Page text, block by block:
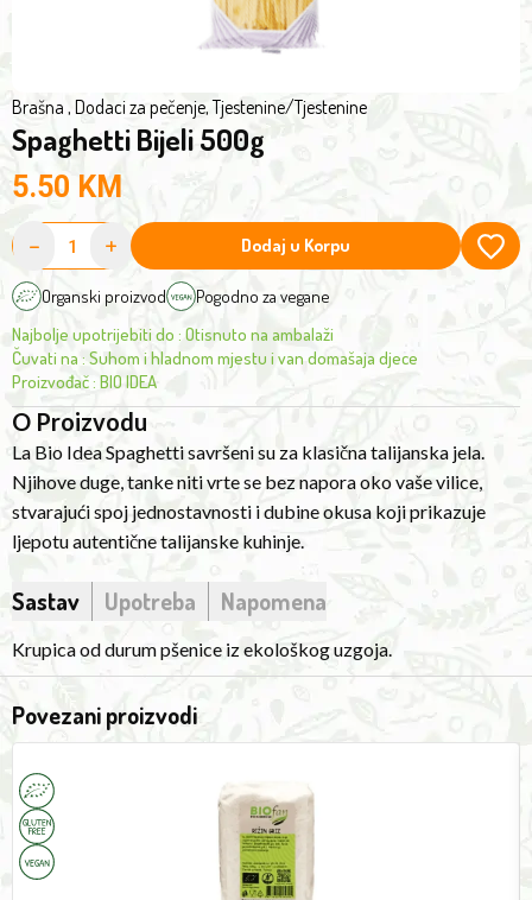
Brašna , Dodaci za pečenje, Tjestenine/Tjestenine
Spaghetti Bijeli 500g
5.50 KM
O Proizvodu
La Bio Idea Spaghetti savršeni su za klasična talijanska jela.
Njihove duge, tanke niti vrte se bez napora oko vaše vilice,
stvarajući spoj jednostavnosti i dubine okusa koji prikazuje
ljepotu autentične talijanske kuhinje.
blend
of
simplicity
and
depth
of
flavor
that
showcases
the
beauty
of
authentic
Italian
cuisine.
- + Dodaj u Korpu
Organski proizvod Pogodno za vegane
Najbolje upotrijebiti do : Otisnuto na ambalaži
Čuvati na : Suhom i hladnom mjestu i van domašaja djece
Proizvođač: BIO IDEA
Sastav Upotreba Napomena
Krupica od durum pšenice iz ekološkog uzgoja.
Povezani proizvodi
Semolina
500g